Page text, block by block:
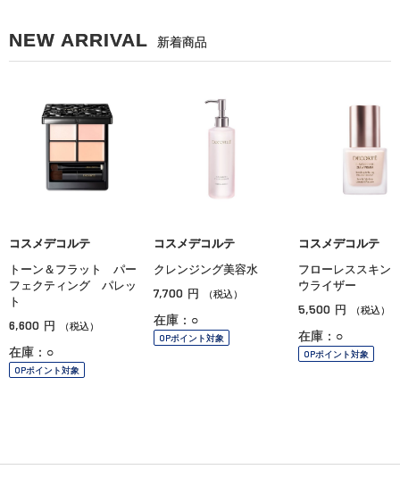
NEW ARRIVAL 新着商品
コスメデコルテ
トーン＆フラット パー
フェクティング パレッ
ト
6,600 円 （税込）
在庫：○
OPポイント対象
コスメデコルテ
クレンジング美容水
7,700 円 （税込）
在庫：○
OPポイント対象
コスメデコルテ
フローレススキ
ウライザー
5,500 円 （税込）
在庫：○
OPポイント対象